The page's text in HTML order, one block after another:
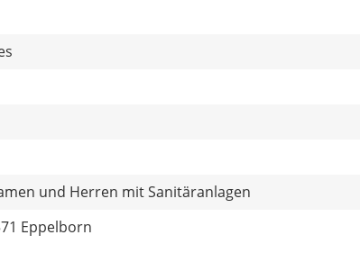
und Herren mit Sanitäranlagen
Eppelborn